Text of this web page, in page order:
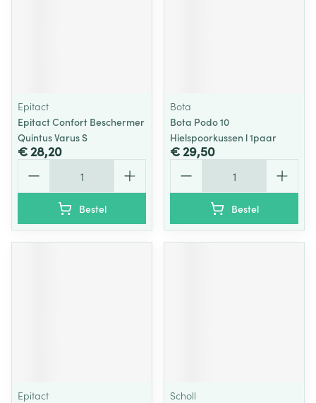
Epitact
Epitact Confort Beschermer
Quintus Varus S
€ 28,20
Bestel
Bota
Bota Podo 10
Hielspoorkussen l 1paar
€ 29,50
Bestel
Epitact
Scholl